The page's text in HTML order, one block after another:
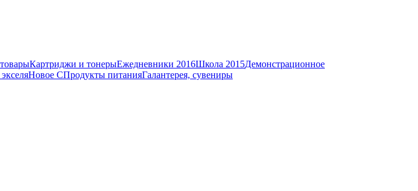
Картриджи и тонерыЕжедневники 2016Школа 2015Демонстрационное
Новое СПродукты питанияГалантерея, сувениры